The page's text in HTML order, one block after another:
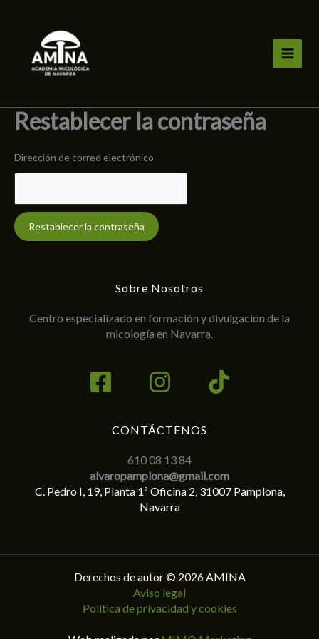
contenido
Restablecer la contraseña
Dirección de correo electrónico
Sobre Nosotros
Centro especializado en formación y divulgación de la
micología en Navarra.
CONTÁCTENOS
610 08 13 84
alvaropamplona@gmail.com
C. Pedro I, 19, Planta 1ª Oficina 2, 31007 Pamplona,
Navarra
Derechos de autor © 2026 AMINA
Aviso legal
Política de privacidad y cookies